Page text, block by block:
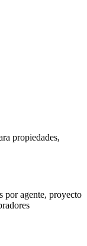
propiedades,
por agente, proyecto